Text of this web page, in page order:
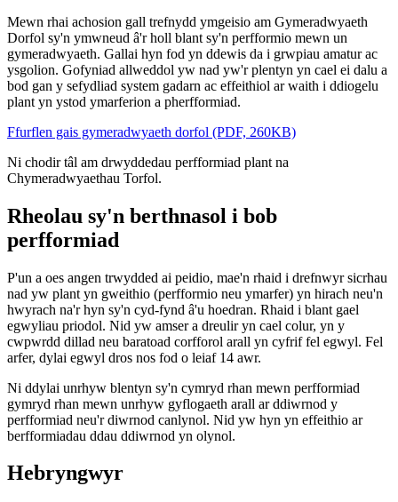
Mewn rhai achosion gall trefnydd ymgeisio am Gymeradwyaeth
Dorfol sy'n ymwneud â'r holl blant sy'n perfformio mewn un
gymeradwyaeth. Gallai hyn fod yn ddewis da i grwpiau amatur ac
ysgolion. Gofyniad allweddol yw nad yw'r plentyn yn cael ei dalu a
bod gan y sefydliad system gadarn ac effeithiol ar waith i ddiogelu
plant yn ystod ymarferion a pherfformiad.
Ffurflen gais gymeradwyaeth dorfol (PDF, 260KB)
Ni chodir tâl am drwyddedau perfformiad plant na
Chymeradwyaethau Torfol.
Rheolau sy'n berthnasol i bob
perfformiad
P'un a oes angen trwydded ai peidio, mae'n rhaid i drefnwyr sicrhau
nad yw plant yn gweithio (perfformio neu ymarfer) yn hirach neu'n
hwyrach na'r hyn sy'n cyd-fynd â'u hoedran. Rhaid i blant gael
egwyliau priodol. Nid yw amser a dreulir yn cael colur, yn y
cwpwrdd dillad neu baratoad corfforol arall yn cyfrif fel egwyl. Fel
arfer, dylai egwyl dros nos fod o leiaf 14 awr.
Ni ddylai unrhyw blentyn sy'n cymryd rhan mewn perfformiad
gymryd rhan mewn unrhyw gyflogaeth arall ar ddiwrnod y
perfformiad neu'r diwrnod canlynol. Nid yw hyn yn effeithio ar
berfformiadau ddau ddiwrnod yn olynol.
Hebryngwyr